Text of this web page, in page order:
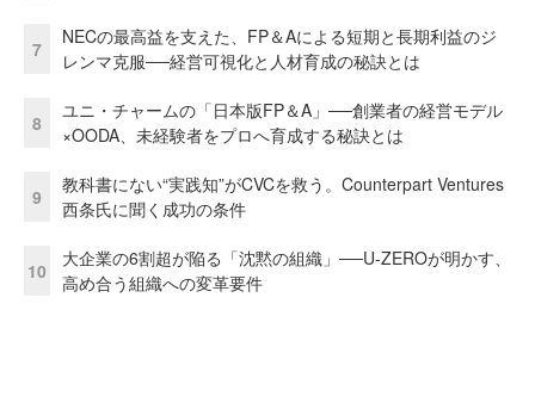
7
NECの最高益を支えた、FP＆Aによる短期と長期利益のジ
レンマ克服──経営可視化と人材育成の秘訣とは
8
ユニ・チャームの「日本版FP＆A」──創業者の経営モデル
×OODA、未経験者をプロへ育成する秘訣とは
9
教科書にない“実践知”がCVCを救う。Counterpart Ventures
西条氏に聞く成功の条件
10
大企業の6割超が陥る「沈黙の組織」──U-ZEROが明かす、
高め合う組織への変革要件